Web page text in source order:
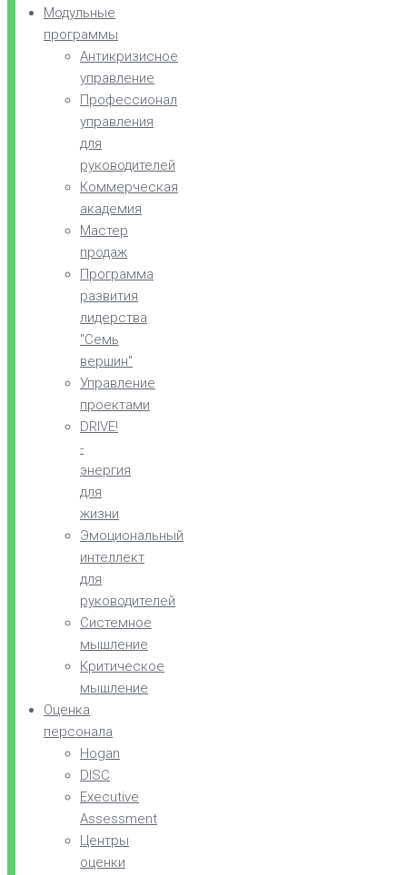
Модульные
программы
Антикризисное
управление
Профессионал
управления
для
руководителей
Коммерческая
академия
Мастер
продаж
Программа
развития
лидерства
"Семь
вершин"
Управление
проектами
DRIVE!
-
энергия
для
жизни
Эмоциональный
интеллект
для
руководителей
Системное
мышление
Критическое
мышление
Оценка
персонала
Hogan
DISC
Executive
Assessment
Центры
оценки